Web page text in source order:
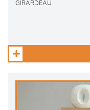
GIRARDEAU